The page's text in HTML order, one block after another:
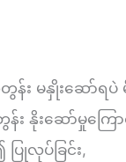
း မနှိုးဆော်ရပဲ
နိုးဆော်မှုကြော
လုပ်ခြင်း,